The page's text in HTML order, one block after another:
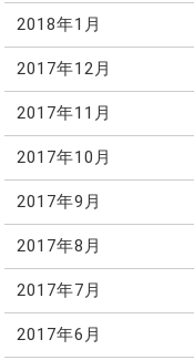
2018年1月
2017年12月
2017年11月
2017年10月
2017年9月
2017年8月
2017年7月
2017年6月